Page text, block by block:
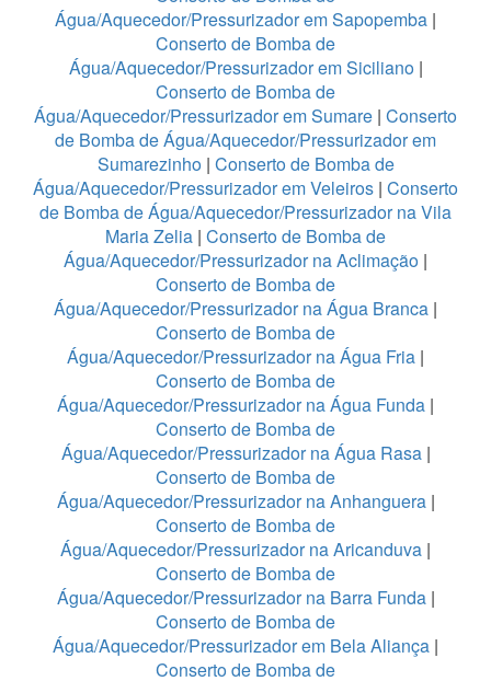
Água/Aquecedor/Pressurizador em Sapopemba |
Conserto de Bomba de
Água/Aquecedor/Pressurizador em Siciliano|
Conserto de Bomba de
Água/Aquecedor/Pressurizador em Sumare | Conserto
de Bomba de Água/Aquecedor/Pressurizador em
Sumarezinho| Conserto de Bomba de
Água/Aquecedor/Pressurizador em Veleiros | Conserto
de Bomba de Água/Aquecedor/Pressurizador na Vila
Maria Zelia | Conserto de Bomba de
Água/Aquecedor/Pressurizador na Aclimação |
Conserto de Bomba de
Água/Aquecedor/Pressurizador na Água Branca |
Conserto de Bomba de
Água/Aquecedor/Pressurizador na Água Fria |
Conserto de Bomba de
Água/Aquecedor/Pressurizador na Água Funda |
Conserto de Bomba de
Água/Aquecedor/Pressurizador na Água Rasa |
Conserto de Bomba de
Água/Aquecedor/Pressurizador na Anhanguera|
Conserto de Bomba de
Água/Aquecedor/Pressurizador na Aricanduva |
Conserto de Bomba de
Água/Aquecedor/Pressurizador na Barra Funda |
Conserto de Bomba de
Água/Aquecedor/Pressurizador em Bela Aliança |
Conserto de Bomba de